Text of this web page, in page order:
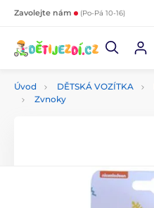
Zavolejte nám (Po-Pá 10-16)
Úvod DĚTSKÁ VOZÍTKA
Zvnoky